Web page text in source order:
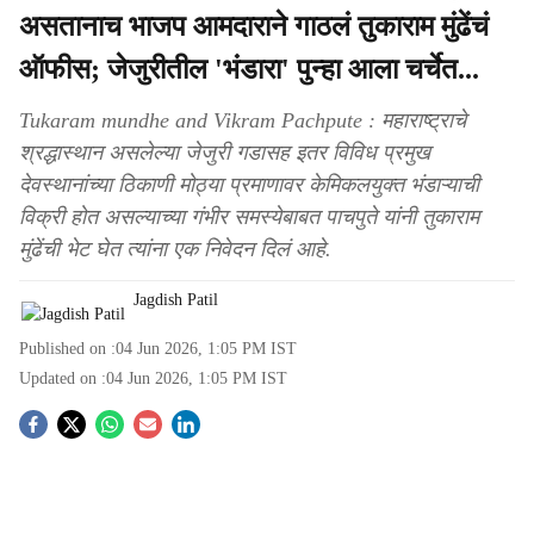
असतानाच भाजप आमदाराने गाठलं तुकाराम मुंढेंचं
ऑफीस; जेजुरीतील 'भंडारा' पुन्हा आला चर्चेत...
Tukaram mundhe and Vikram Pachpute : महाराष्ट्राचे
श्रद्धास्थान असलेल्या जेजुरी गडासह इतर विविध प्रमुख
देवस्थानांच्या ठिकाणी मोठ्या प्रमाणावर केमिकलयुक्त भंडाऱ्याची
विक्री होत असल्याच्या गंभीर समस्येबाबत पाचपुते यांनी तुकाराम
मुंढेंची भेट घेत त्यांना एक निवेदन दिलं आहे.
Jagdish Patil
Published on :04 Jun 2026, 1:05 PM IST
Updated on :04 Jun 2026, 1:05 PM IST
S